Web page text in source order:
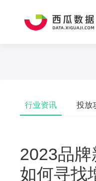
行业资讯 投放
2023品
如何寻找